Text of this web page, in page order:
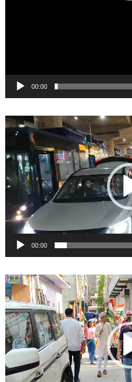
00:00
Video
Player
00:00
Video
Player